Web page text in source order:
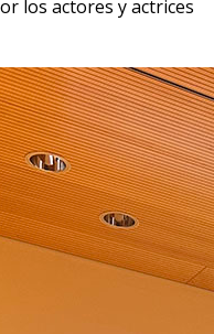
los actores y actrices